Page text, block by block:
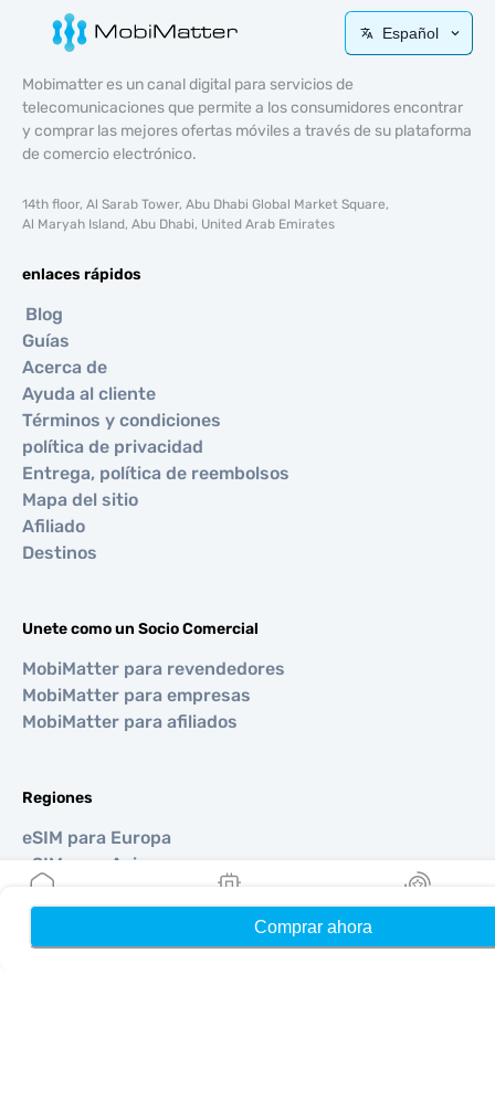
Comprar ahora
Español
Mobimatter es un canal digital para servicios de
telecomunicaciones que permite a los consumidores encontrar
y comprar las mejores ofertas móviles a través de su plataforma
de comercio electrónico.
14th floor, Al Sarab Tower, Abu Dhabi Global Market Square,
Al Maryah Island, Abu Dhabi, United Arab Emirates
enlaces rápidos
Blog
Guías
Acerca de
Ayuda al cliente
Términos y condiciones
política de privacidad
Entrega, política de reembolsos
Mapa del sitio
Afiliado
Destinos
Unete como un Socio Comercial
MobiMatter para revendedores
MobiMatter para empresas
MobiMatter para afiliados
Regiones
eSIM para Europa
eSIM para Asia
eSIM para Américas
eSIM para Medio Oriente
eSIM para Oceanía
Mis eSIMs